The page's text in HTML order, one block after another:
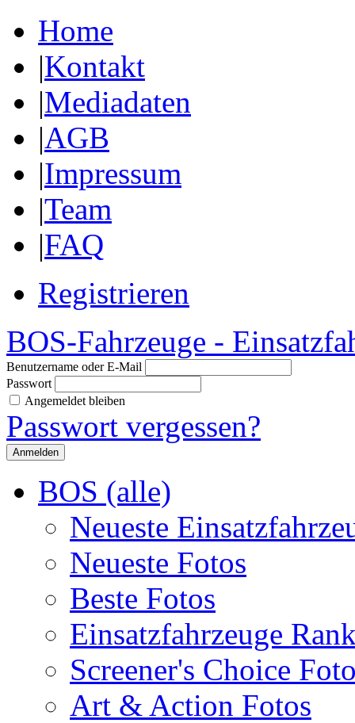
Home
|Kontakt
|Mediadaten
|AGB
|Impressum
|Team
|FAQ
Registrieren
BOS-Fahrzeuge -
Benutzername oder E-Mail
Passwort
Angemeldet bleiben
Passwort vergessen?
BOS (alle)
Neueste
Neueste Fotos
Beste Fotos
Einsatzfahrzeuge
Screener's Choice
Art & Action Fotos